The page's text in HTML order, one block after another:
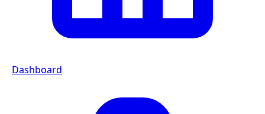
Dashboard